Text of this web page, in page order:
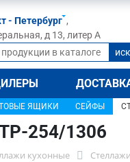
- Петербург ,
д 13, литер А
ЯЩИКИ СЕЙФЫ
254/1306
кухонные